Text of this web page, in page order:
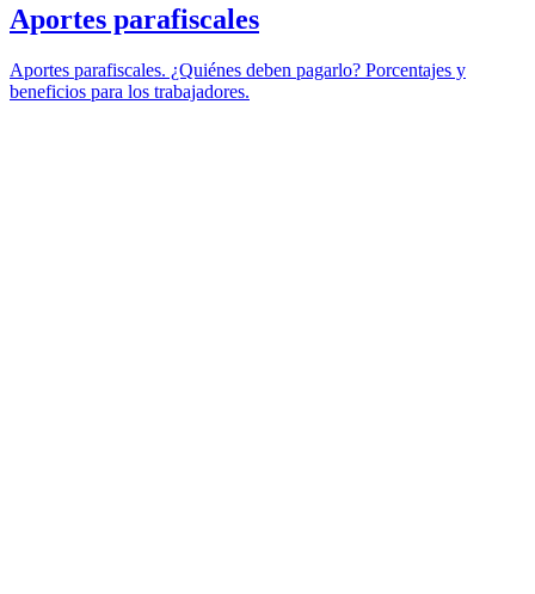
Aportes parafiscales
Aportes parafiscales. ¿Quiénes deben pagarlo? Porcentajes y
beneficios para los trabajadores.